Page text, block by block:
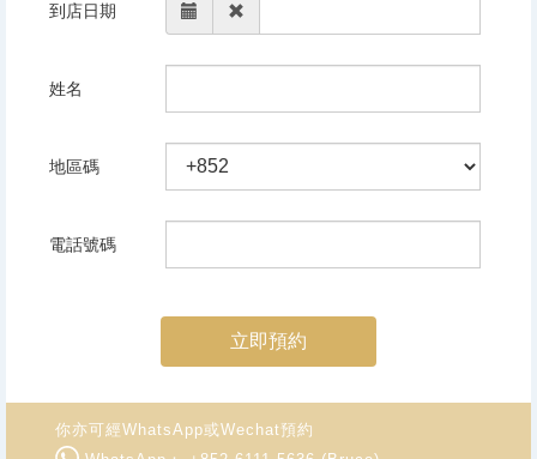
到店日期
姓名
地區碼
電話號碼
立即預約
你亦可經WhatsApp或Wechat預約